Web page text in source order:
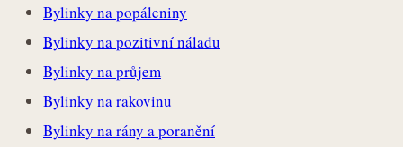
Bylinky na popáleniny
Bylinky na pozitivní náladu
Bylinky na průjem
Bylinky na rakovinu
Bylinky na rány a poranění